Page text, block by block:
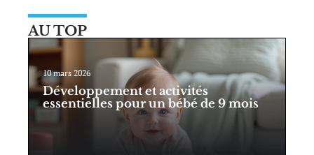
AU TOP
10 mars 2026
Développement et activités
essentielles pour un bébé de 9 mois